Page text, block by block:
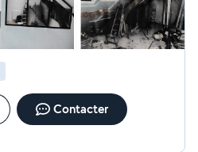
Contacter